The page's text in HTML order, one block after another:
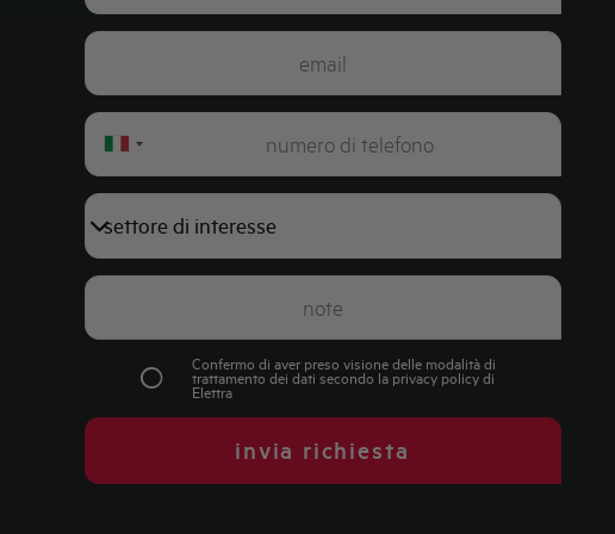
Italy
+39
Confermo di aver preso visione delle modalità di
trattamento dei dati secondo la privacy policydi
Elettra
invia richiesta